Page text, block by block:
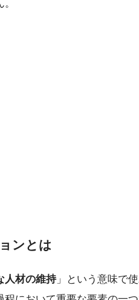
ンとは
人材の維持」という意味で